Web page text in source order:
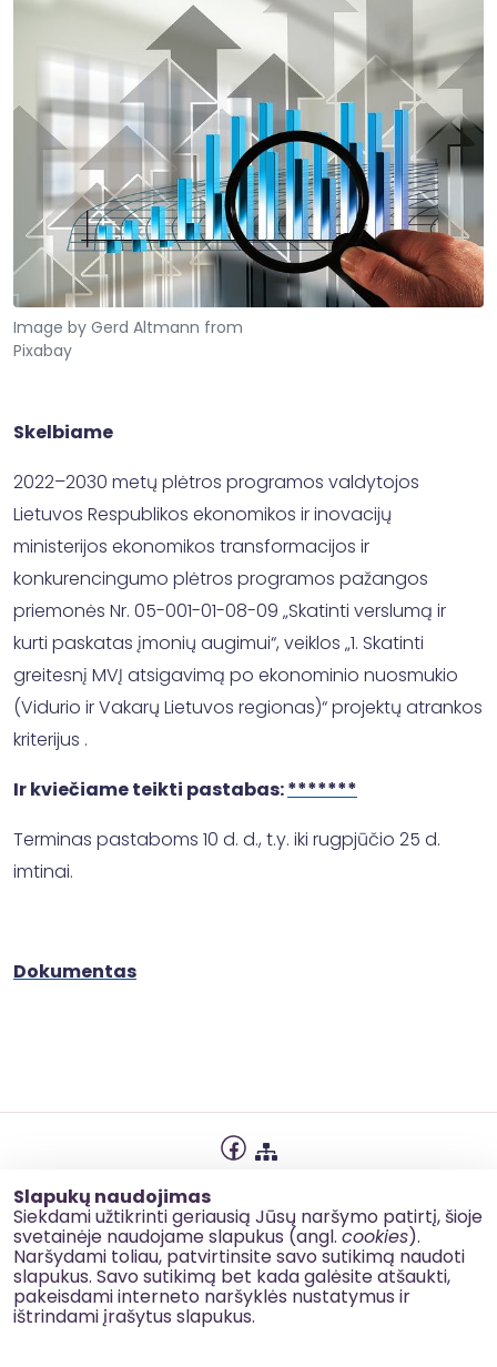
Slapukų naudojimas
Siekdami užtikrinti geriausią Jūsų naršymo patirtį, šioje
svetainėje naudojame slapukus (angl. cookies).
Naršydami toliau, patvirtinsite savo sutikimą naudoti
slapukus. Savo sutikimą bet kada galėsite atšaukti,
pakeisdami interneto naršyklės nustatymus ir
ištrindami įrašytus slapukus.
Image by Gerd Altmann from
Pixabay
Skelbiame
2022–2030 metų plėtros programos valdytojos
Lietuvos Respublikos ekonomikos ir inovacijų
ministerijos ekonomikos transformacijos ir
konkurencingumo plėtros programos pažangos
priemonės Nr. 05-001-01-08-09 „Skatinti verslumą ir
kurti paskatas įmonių augimui“, veiklos „1. Skatinti
greitesnį MVĮ atsigavimą po ekonominio nuosmukio
(Vidurio ir Vakarų Lietuvos regionas)“ projektų atrankos
kriterijus .
Ir kviečiame teikti pastabas:*******
Terminas pastaboms 10 d. d., t.y. iki rugpjūčio 25 d.
imtinai.
Dokumentas
Slapukų naudojimas
Korupcijos prevencija
Kontaktai